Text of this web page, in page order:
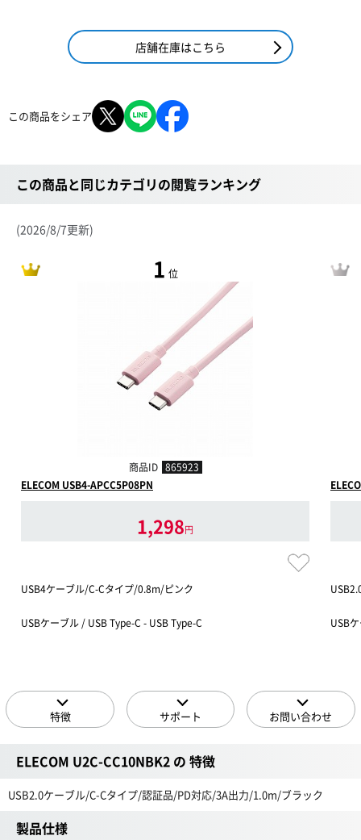
店舗在庫はこちら
この商品をシェア
この商品と同じカテゴリの閲覧ランキング
(2026/8/7更新)
1 位
商品ID 865923
ELECOM USB4-APCC5P08PN
1,298円
USB4ケーブル/C-Cタイプ/0.8m/ピンク
USBケーブル / USB Type-C - USB Type-C USB
特徴 サポート お問い合わせ
ELECOM U2C-CC10NBK2 の 特徴
USB2.0ケーブル/C-Cタイプ/認証品/PD対応/3A出力/1.0m/ブラック
製品仕様